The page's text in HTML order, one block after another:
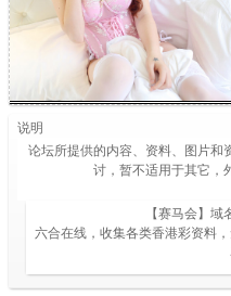
说明
论坛所提供的内容、资料、图片
讨，暂不适用于其它，
【赛马会】域
六合在线，收集各类香港彩资料